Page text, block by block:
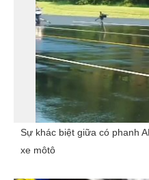
Sự khác biệt giữa có phanh
xe môtô